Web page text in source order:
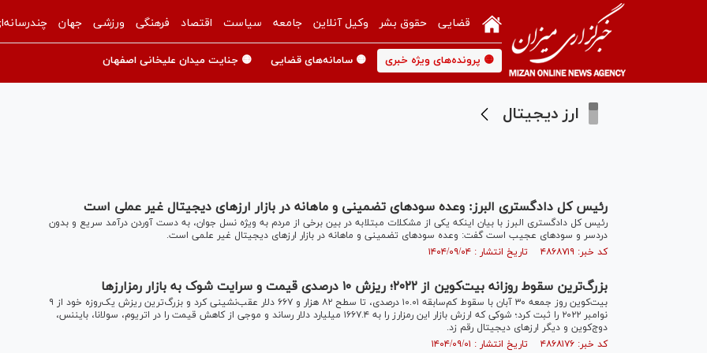
قضایی حقوق بشر وکیل آنلاین جامعه سیاست اقتصاد فرهنگی ورزشی جهان
🟡 پرونده‌های ویژه خبری 🟡 سامانه‌های قضایی 🟡 جنایت میدان علیخانی اصفهان
ارز دیجیتال
رئیس کل دادگستری البرز: وعده سود‌های تضمینی و ماهانه در بازار ارز‌های دیجیتال غیر عملی است
رئیس کل دادگستری البرز با بیان اینکه یکی از مشکلات مبتلابه در بین برخی از مردم به ویژه نسل جوان، به دست آوردن درآمد سریع و بدون
دردسر و سود‌های عجیب است گفت: وعده سود‌های تضمینی و ماهانه در بازار ارز‌های دیجیتال غیر علمی است.
کد خبر: ۴۸۶۸۷۱۹ تاریخ انتشار : ۱۴۰۴/۰۹/۰۴
بزرگ‌ترین سقوط روزانه بیت‌کوین از ۲۰۲۲؛ ریزش ۱۰ درصدی قیمت و سرایت شوک به بازار رمزارز‌ها
بیت‌کوین روز جمعه ۳۰ آبان با سقوط کم‌سابقه ۱۰.۰۱ درصدی، تا سطح ۸۲ هزار و ۶۶۷ دلار عقب‌نشینی کرد و بزرگ‌ترین ریزش یک‌روزه خود از ۹
نوامبر ۲۰۲۲ را ثبت کرد؛ شوکی که ارزش بازار این رمزارز را به ۱۶۶۷.۴ میلیارد دلار رساند و موجی از کاهش قیمت را در اتریوم، سولانا، بایننس،
دوج‌کوین و دیگر ارز‌های دیجیتال رقم زد.
کد خبر: ۴۸۶۸۱۷۶ تاریخ انتشار : ۱۴۰۴/۰۹/۰۱